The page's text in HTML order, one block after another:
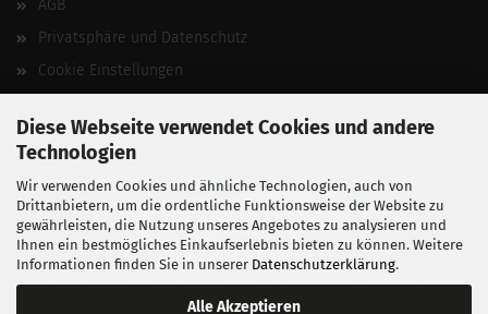
Diese Webseite verwendet Cookies und andere
Technologien
Wir verwenden Cookies und ähnliche Technologien, auch von
Drittanbietern, um die ordentliche Funktionsweise der Website zu
gewährleisten, die Nutzung unseres Angebotes zu analysieren und
Ihnen ein bestmögliches Einkaufserlebnis bieten zu können. Weitere
Informationen finden Sie in unserer Datenschutzerklärung.
Alle Akzeptieren
AGB
Privatsphäre und Datenschutz
Cookie Einstellungen
Vertrag widerrufen